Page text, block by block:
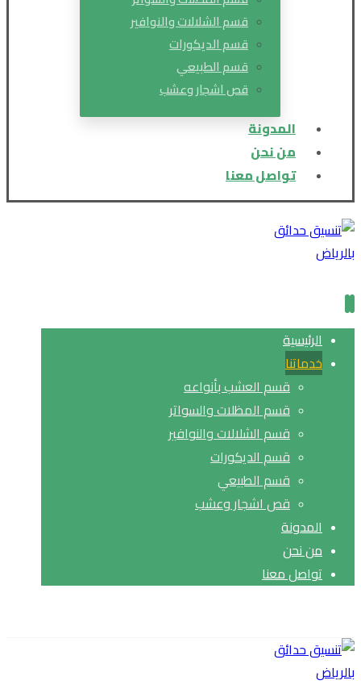
قسم الشلالات والنوافير
قسم الديكورات
قسم الطبيعي
قص اشجار وعشب
المدونة
من نحن
تواصل معنا
الرئيسية
خدماتنا
قسم العشب بأنواعه
قسم المظلات والسواتر
قسم الشلالات والنوافير
قسم الديكورات
قسم الطبيعي
قص اشجار وعشب
المدونة
من نحن
تواصل معنا